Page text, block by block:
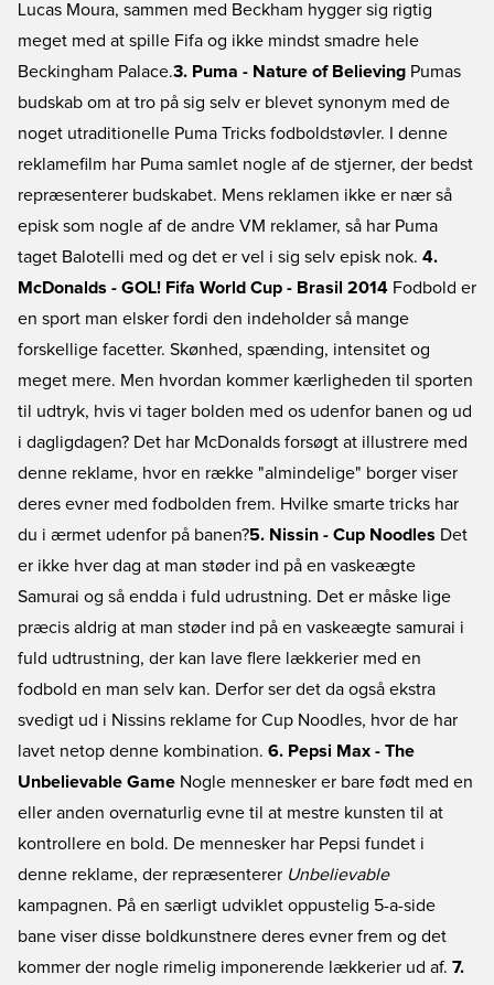
Lucas Moura, sammen med Beckham hygger sig rigtig
meget med at spille Fifa og ikke mindst smadre hele
Beckingham Palace.3. Puma - Nature of Believing Pumas
budskab om at tro på sig selv er blevet synonym med de
noget utraditionelle Puma Tricks fodboldstøvler. I denne
reklamefilm har Puma samlet nogle af de stjerner, der bedst
repræsenterer budskabet. Mens reklamen ikke er nær så
episk som nogle af de andre VM reklamer, så har Puma
taget Balotelli med og det er vel i sig selv episk nok. 4.
McDonalds - GOL! Fifa World Cup - Brasil 2014 Fodbold er
en sport man elsker fordi den indeholder så mange
forskellige facetter. Skønhed, spænding, intensitet og
meget mere. Men hvordan kommer kærligheden til sporten
til udtryk, hvis vi tager bolden med os udenfor banen og ud
i dagligdagen? Det har McDonalds forsøgt at illustrere med
denne reklame, hvor en række "almindelige" borger viser
deres evner med fodbolden frem. Hvilke smarte tricks har
du i ærmet udenfor på banen?5. Nissin - Cup Noodles Det
er ikke hver dag at man støder ind på en vaskeægte
Samurai og så endda i fuld udrustning. Det er måske lige
præcis aldrig at man støder ind på en vaskeægte samurai i
fuld udtrustning, der kan lave flere lækkerier med en
fodbold en man selv kan. Derfor ser det da også ekstra
svedigt ud i Nissins reklame for Cup Noodles, hvor de har
lavet netop denne kombination. 6. Pepsi Max - The
Unbelievable Game Nogle mennesker er bare født med en
eller anden overnaturlig evne til at mestre kunsten til at
kontrollere en bold. De mennesker har Pepsi fundet i
denne reklame, der repræsenterer Unbelievable
kampagnen. På en særligt udviklet oppustelig 5-a-side
bane viser disse boldkunstnere deres evner frem og det
kommer der nogle rimelig imponerende lækkerier ud af. 7.